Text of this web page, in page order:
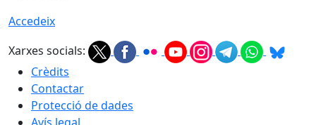
Accedeix
Xarxes socials:
Crèdits
Contactar
Protecció de dades